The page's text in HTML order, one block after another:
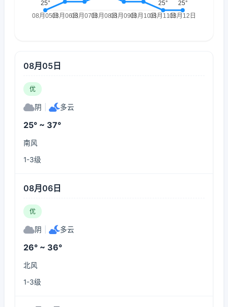
08月05日
优
阴 多云
25° ~ 37°
南风
1-3级
08月06日
优
阴 多云
26° ~ 36°
北风
1-3级